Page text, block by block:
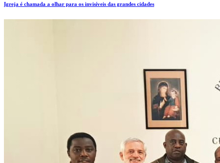
Igreja é chamada a olhar para os invisíveis das grandes cidades